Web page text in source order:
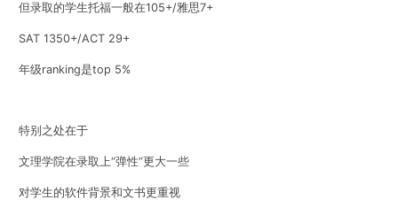
但录取的学生托福一般在105+/雅思7+
SAT 1350+/ACT 29+
年级ranking是top 5%
特别之处在于
文理学院在录取上“弹性”更大一些
对学生的软件背景和文书更重视